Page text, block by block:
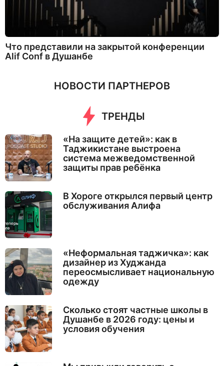
Что представили на закрытой конференции
Alif Conf в Душанбе
НОВОСТИ ПАРТНЕРОВ
ТРЕНДЫ
«На защите детей»: как в
Таджикистане выстроена
система межведомственной
защиты прав ребёнка
В Хороге открылся первый центр
обслуживания Алифа
«Неформальная таджичка»: как
дизайнер из Худжанда
переосмысливает национальную
одежду
Сколько стоят частные школы в
Душанбе в 2026 году: цены и
условия обучения